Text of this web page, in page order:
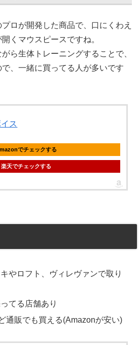
ロが開発した商品で、口にくわえ
くマウスピースですね。
ら生体トレーニングすることで、
、一緒に買ってる人が多いです
ス
でチェックする
楽天でチェックする
やロフト、ヴィレヴァンで取り
てる店舗あり
通販でも買える(Amazonが安い)